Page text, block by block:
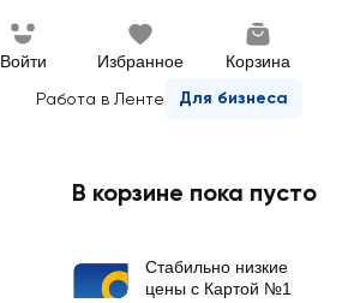
Войти Избранное
Корзина
Работа в Ленте
Для бизнеса
В корзине пока пусто
Стабильно низкие
цены с Картой №1